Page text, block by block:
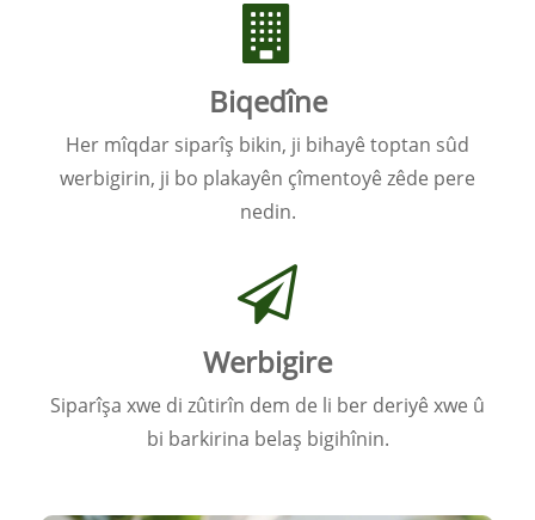
Biqedîne
Her mîqdar siparîş bikin, ji bihayê toptan sûd
werbigirin, ji bo plakayên çîmentoyê zêde pere
nedin.
Werbigire
Siparîşa xwe di zûtirîn dem de li ber deriyê xwe û
bi barkirina belaş bigihînin.